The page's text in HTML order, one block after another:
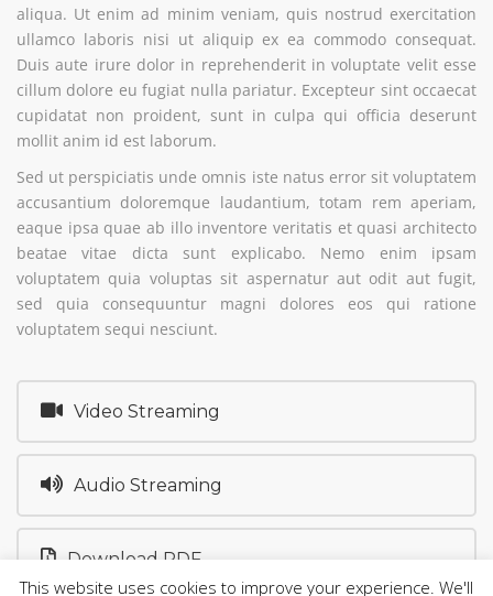
aliqua. Ut enim ad minim veniam, quis nostrud exercitation
ullamco laboris nisi ut aliquip ex ea commodo consequat.
Duis aute irure dolor in reprehenderit in voluptate velit esse
cillum dolore eu fugiat nulla pariatur. Excepteur sint occaecat
cupidatat non proident, sunt in culpa qui officia deserunt
mollit anim id est laborum.
Sed ut perspiciatis unde omnis iste natus error sit voluptatem
accusantium doloremque laudantium, totam rem aperiam,
eaque ipsa quae ab illo inventore veritatis et quasi architecto
beatae vitae dicta sunt explicabo. Nemo enim ipsam
voluptatem quia voluptas sit aspernatur aut odit aut fugit,
sed quia consequuntur magni dolores eos qui ratione
voluptatem sequi nesciunt.
Video Streaming
Audio Streaming
Download PDF
This website uses cookies to improve your experience. We'll